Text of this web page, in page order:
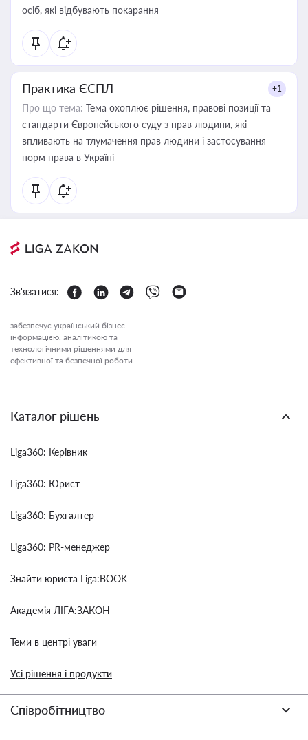
осіб, які відбувають покарання
Практика ЄСПЛ +1
Про що тема: Тема охоплює рішення, правові позиції та
стандарти Європейського суду з прав людини, які
впливають на тлумачення прав людини і застосування
норм права в Україні
Зв'язатися:
забезпечує український бізнес
інформацією, аналітикою та
технологічними рішеннями для
ефективної та безпечної роботи.
Каталог рішень
Liga360: Керівник
Liga360: Юрист
Liga360: Бухгалтер
Liga360: PR-менеджер
Знайти юриста Liga:BOOK
Академія ЛІГА:ЗАКОН
Теми в центрі уваги
Усі рішення і продукти
Співробітництво